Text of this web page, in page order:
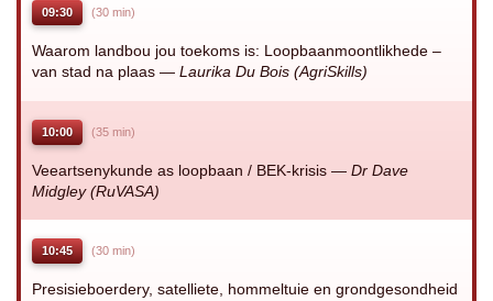
09:30 (30 min)
Waarom landbou jou toekoms is: Loopbaanmoontlikhede –
van stad na plaas — Laurika Du Bois (AgriSkills)
10:00 (35 min)
Veeartsenykunde as loopbaan / BEK-krisis — Dr Dave
Midgley (RuVASA)
10:45 (30 min)
Presisieboerdery, satelliete, hommeltuie en grondgesondheid